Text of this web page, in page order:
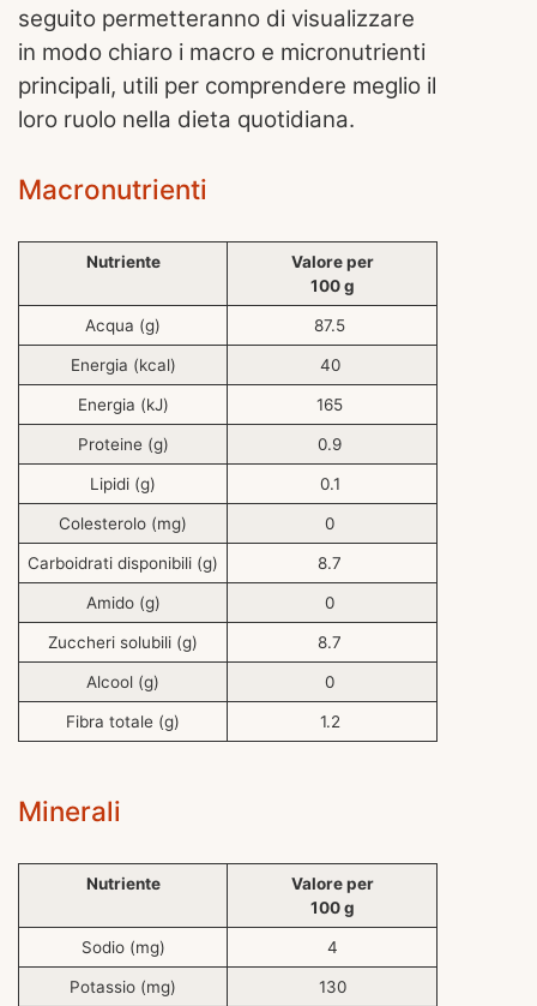
seguito permetteranno di visualizzare
in modo chiaro i macro e micronutrienti
principali, utili per comprendere meglio il
loro ruolo nella dieta quotidiana.
Macronutrienti
Nutriente
Valore per
100 g
Acqua (g) 87.5
Energia (kcal) 40
Energia (kJ) 165
Proteine (g) 0.9
Lipidi (g) 0.1
Colesterolo (mg) 0
Carboidrati disponibili (g) 8.7
Amido (g) 0
Zuccheri solubili (g) 8.7
Alcool (g) 0
Fibra totale (g) 1.2
Minerali
Nutriente
Valore per
100 g
Sodio (mg) 4
Potassio (mg) 130